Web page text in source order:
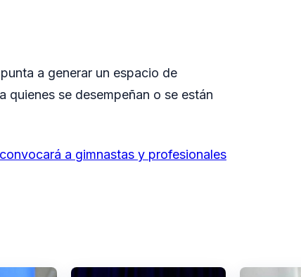
a generar un espacio de
se desempeñan o se están
a gimnastas y profesionales